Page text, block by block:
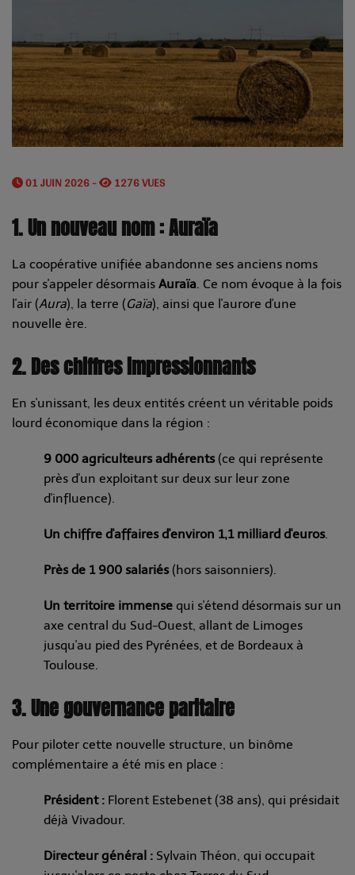
01 JUIN 2026 - 1276 VUES
1. Un nouveau nom : Auraïa
La coopérative unifiée abandonne ses anciens noms
pour s'appeler désormais Auraïa. Ce nom évoque à la fois
l'air (Aura), la terre (Gaïa), ainsi que l'aurore d'une
nouvelle ère.
2. Des chiffres impressionnants
En s'unissant, les deux entités créent un véritable poids
lourd économique dans la région :
9 000 agriculteurs adhérents(ce qui représente
près d'un exploitant sur deux sur leur zone
d'influence).
Un chiffre d'affaires d'environ 1,1 milliard d'euros.
Près de 1 900 salariés(hors saisonniers).
Un territoire immense qui s'étend désormais sur un
axe central du Sud-Ouest, allant de Limoges
jusqu'au pied des Pyrénées, et de Bordeaux à
Toulouse.
3. Une gouvernance paritaire
Pour piloter cette nouvelle structure, un binôme
complémentaire a été mis en place :
Président : Florent Estebenet (38 ans), qui présidait
déjà Vivadour.
Directeur général : Sylvain Théon, qui occupait